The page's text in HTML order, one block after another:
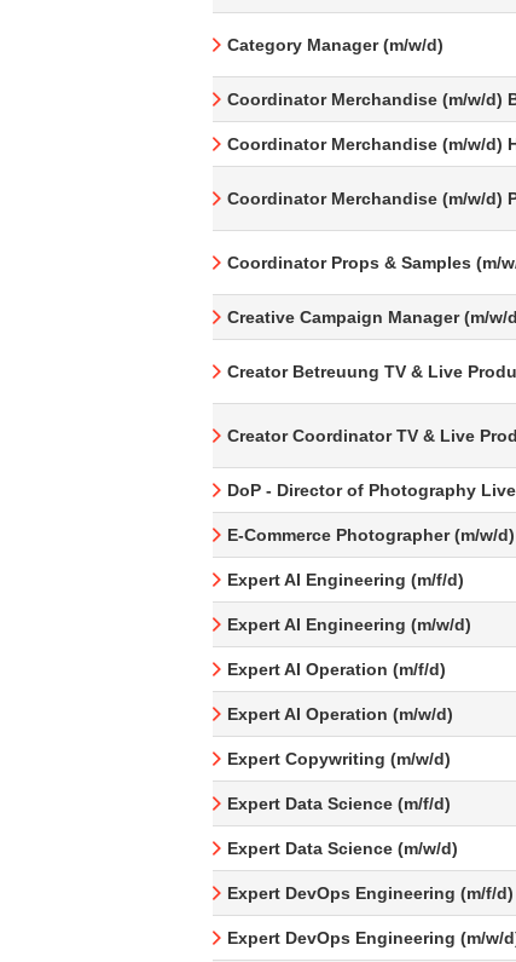
Category Manager (m/w/d)
Coordinator Merchandise (m/w/d)
Coordinator Merchandise (m/w/d)
Coordinator Merchandise (m/w/d)
Coordinator Props & Samples (m/
Creative Campaign Manager (m/w/
Creator Betreuung TV & Live
Creator Coordinator TV & Live
DoP - Director of Photography
E-Commerce Photographer (m/w/
Expert AI Engineering (m/f/d)
Expert AI Engineering (m/w/d)
Expert AI Operation (m/f/d)
Expert AI Operation (m/w/d)
Expert Copywriting (m/w/d)
Expert Data Science (m/f/d)
Expert Data Science (m/w/d)
Expert DevOps Engineering (m/f/d)
Expert DevOps Engineering (m/w/